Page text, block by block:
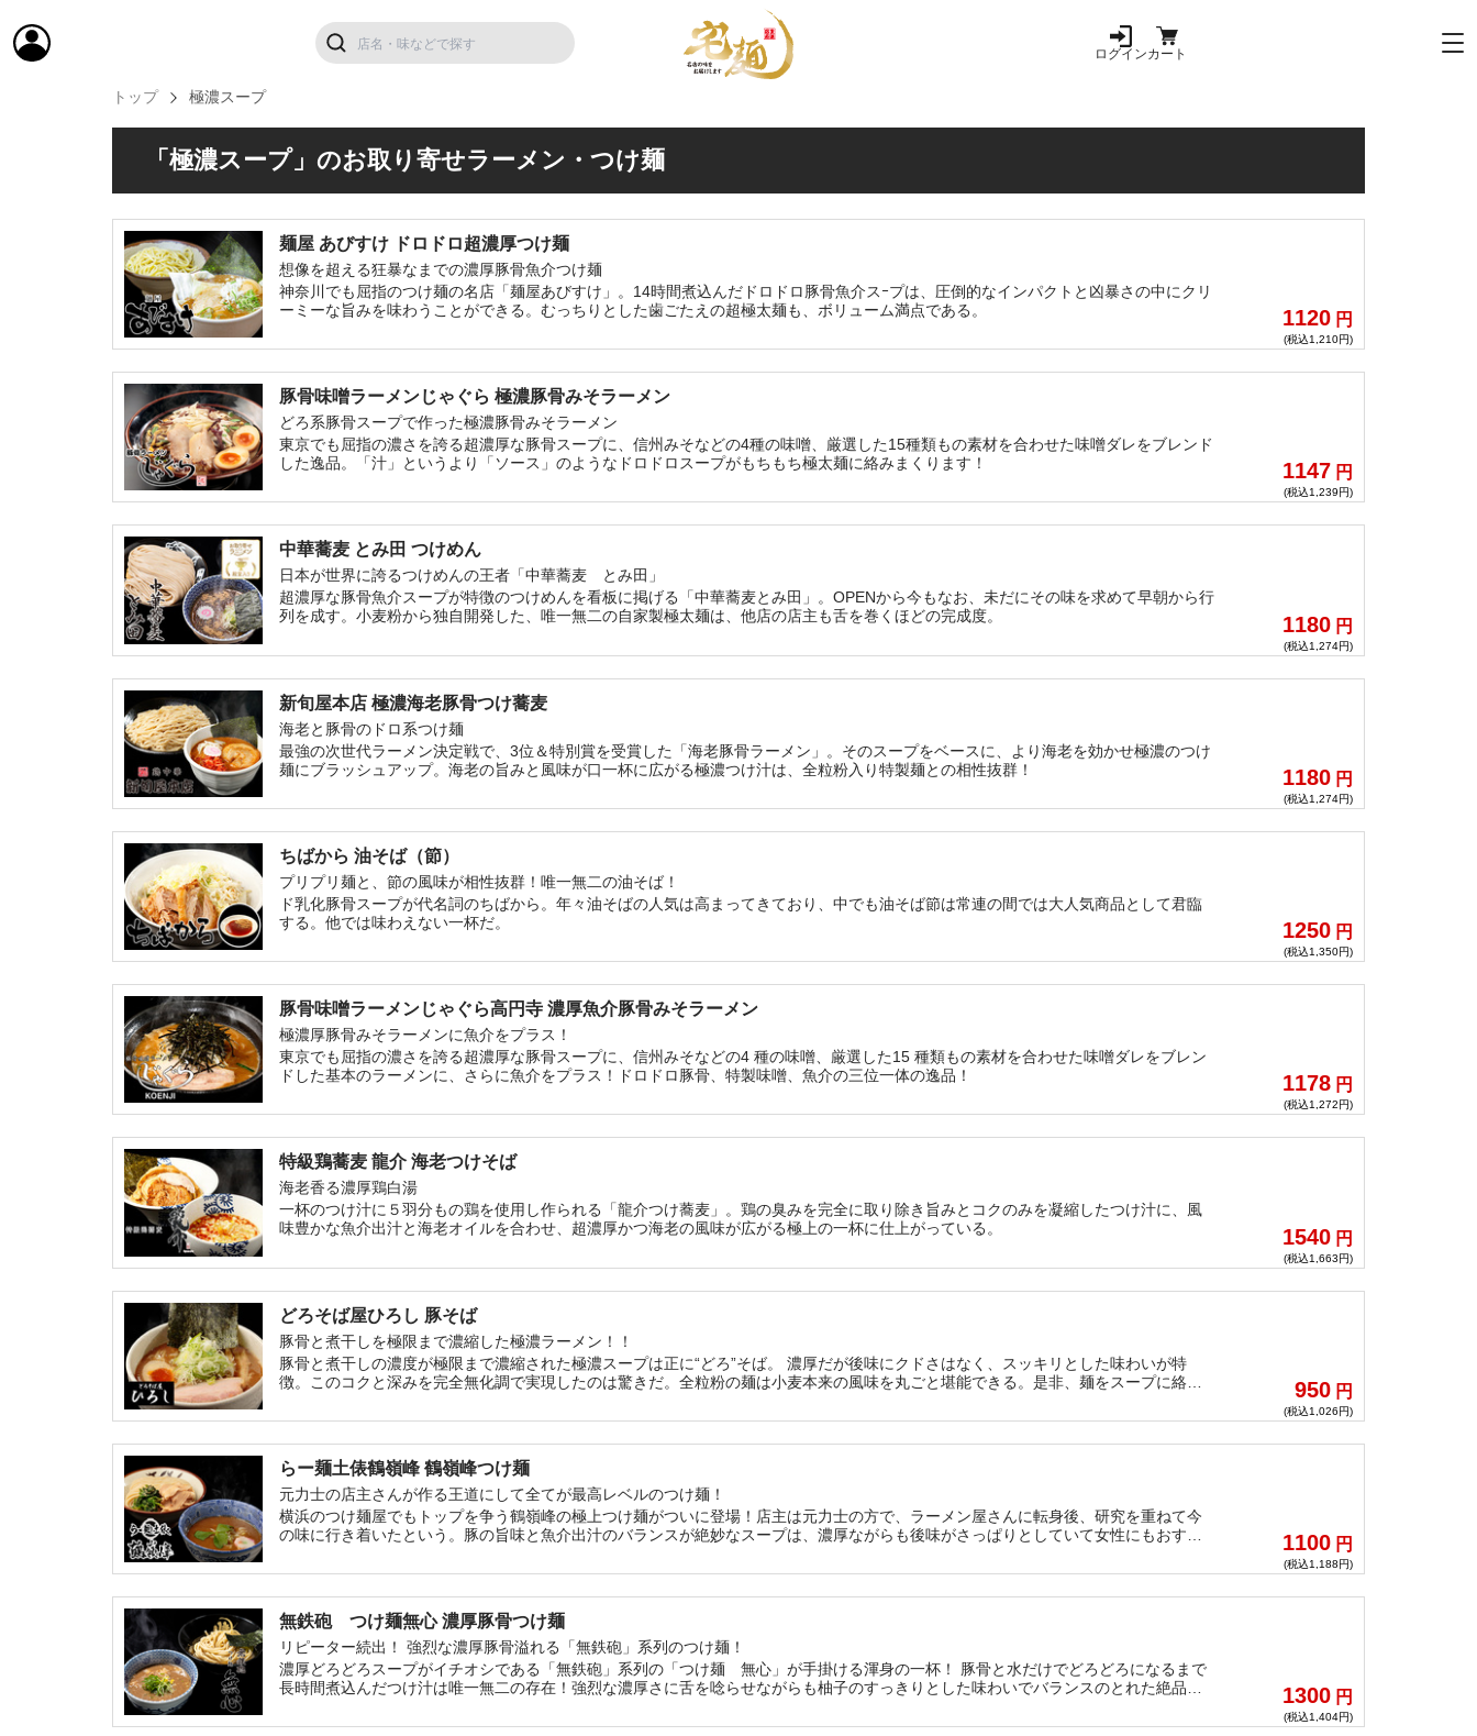
ログインカート
トップ 極濃スープ
「極濃スープ」のお取り寄せラーメン・つけ麺
麺屋 あびすけ ドロドロ超濃厚つけ麺
想像を超える狂暴なまでの濃厚豚骨魚介つけ麺
神奈川でも屈指のつけ麺の名店「麺屋あびすけ」。14時間煮込んだドロドロ豚骨魚介スｰプは、圧倒的なインパクトと凶暴さの中にクリ
ーミーな旨みを味わうことができる。むっちりとした歯ごたえの超極太麺も、ボリューム満点である。
1120 円
(税込1,210円)
豚骨味噌ラーメンじゃぐら 極濃豚骨みそラーメン
どろ系豚骨スープで作った極濃豚骨みそラーメン
東京でも屈指の濃さを誇る超濃厚な豚骨スープに、信州みそなどの4種の味噌、厳選した15種類もの素材を合わせた味噌ダレをブレンド
した逸品。「汁」というより「ソース」のようなドロドロスープがもちもち極太麺に絡みまくります！
1147 円
(税込1,239円)
中華蕎麦 とみ田 つけめん
日本が世界に誇るつけめんの王者「中華蕎麦 とみ田」
超濃厚な豚骨魚介スープが特徴のつけめんを看板に掲げる「中華蕎麦とみ田」。OPENから今もなお、未だにその味を求めて早朝から行
列を成す。小麦粉から独自開発した、唯一無二の自家製極太麺は、他店の店主も舌を巻くほどの完成度。
1180 円
(税込1,274円)
新旬屋本店 極濃海老豚骨つけ蕎麦
海老と豚骨のドロ系つけ麺
最強の次世代ラーメン決定戦で、3位＆特別賞を受賞した「海老豚骨ラーメン」。そのスープをベースに、より海老を効かせ極濃のつけ
麺にブラッシュアップ。海老の旨みと風味が口一杯に広がる極濃つけ汁は、全粒粉入り特製麺との相性抜群！
1180 円
(税込1,274円)
ちばから 油そば（節）
プリプリ麺と、節の風味が相性抜群！唯一無二の油そば！
ド乳化豚骨スープが代名詞のちばから。年々油そばの人気は高まってきており、中でも油そば節は常連の間では大人気商品として君臨
する。他では味わえない一杯だ。
1250 円
(税込1,350円)
豚骨味噌ラーメンじゃぐら高円寺 濃厚魚介豚骨みそラーメン
極濃厚豚骨みそラーメンに魚介をプラス！
東京でも屈指の濃さを誇る超濃厚な豚骨スープに、信州みそなどの4 種の味噌、厳選した15 種類もの素材を合わせた味噌ダレをブレン
ドした基本のラーメンに、さらに魚介をプラス！ドロドロ豚骨、特製味噌、魚介の三位一体の逸品！
1178 円
(税込1,272円)
特級鶏蕎麦 龍介 海老つけそば
海老香る濃厚鶏白湯
一杯のつけ汁に５羽分もの鶏を使用し作られる「龍介つけ蕎麦」。鶏の臭みを完全に取り除き旨みとコクのみを凝縮したつけ汁に、風
味豊かな魚介出汁と海老オイルを合わせ、超濃厚かつ海老の風味が広がる極上の一杯に仕上がっている。
1540 円
(税込1,663円)
どろそば屋ひろし 豚そば
豚骨と煮干しを極限まで濃縮した極濃ラーメン！！
豚骨と煮干しの濃度が極限まで濃縮された極濃スープは正に“どろ”そば。 濃厚だが後味にクドさはなく、スッキリとした味わいが特
徴。このコクと深みを完全無化調で実現したのは驚きだ。全粒粉の麺は小麦本来の風味を丸ごと堪能できる。是非、麺をスープに絡め
950 円
(税込1,026円)
らー麺土俵鶴嶺峰 鶴嶺峰つけ麺
元力士の店主さんが作る王道にして全てが最高レベルのつけ麺！
横浜のつけ麺屋でもトップを争う鶴嶺峰の極上つけ麺がついに登場！店主は元力士の方で、ラーメン屋さんに転身後、研究を重ねて今
の味に行き着いたという。豚の旨味と魚介出汁のバランスが絶妙なスープは、濃厚ながらも後味がさっぱりとしていて女性にもおすす
1100 円
(税込1,188円)
無鉄砲 つけ麺無心 濃厚豚骨つけ麺
リピーター続出！ 強烈な濃厚豚骨溢れる「無鉄砲」系列のつけ麺！
濃厚どろどろスープがイチオシである「無鉄砲」系列の「つけ麺 無心」が手掛ける渾身の一杯！ 豚骨と水だけでどろどろになるまで
長時間煮込んだつけ汁は唯一無二の存在！強烈な濃厚さに舌を唸らせながらも柚子のすっきりとした味わいでバランスのとれた絶品つ
麺に絡み合う濃厚どろつけ汁の強烈なパンチが炸裂するほど変貌する！
1300 円
(税込1,404円)